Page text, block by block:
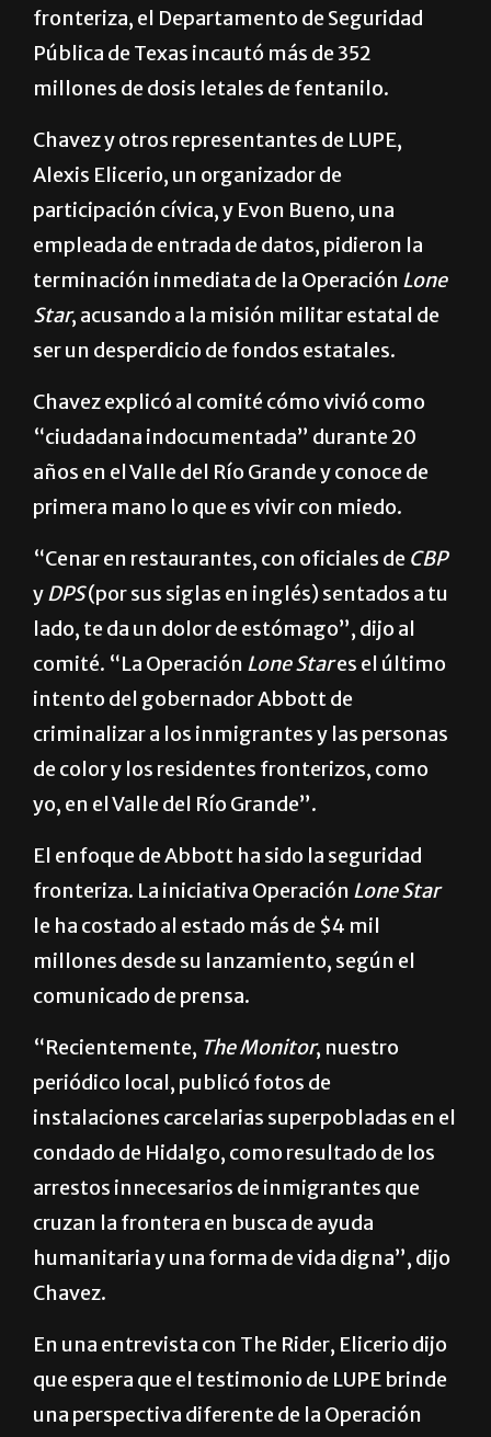
fronteriza, el Departamento de Seguridad
Pública de Texas incautó más de 352
millones de dosis letales de fentanilo.
Chavez y otros representantes de LUPE,
Alexis Elicerio, un organizador de
participación cívica, y Evon Bueno, una
empleada de entrada de datos, pidieron la
terminación inmediata de la Operación Lone
Star, acusando a la misión militar estatal de
ser un desperdicio de fondos estatales.
Chavez explicó al comité cómo vivió como
“ciudadana indocumentada” durante 20
años en el Valle del Río Grande y conoce de
primera mano lo que es vivir con miedo.
“Cenar en restaurantes, con oficiales de CBP
yDPS(por sus siglas en inglés) sentados a tu
lado, te da un dolor de estómago”, dijo al
comité. “La Operación Lone Stares el último
intento del gobernador Abbott de
criminalizar a los inmigrantes y las personas
de color y los residentes fronterizos, como
yo, en el Valle del Río Grande”.
El enfoque de Abbott ha sido la seguridad
fronteriza. La iniciativa Operación Lone Star
le ha costado al estado más de $4 mil
millones desde su lanzamiento, según el
comunicado de prensa.
“Recientemente, The Monitor, nuestro
periódico local, publicó fotos de
instalaciones carcelarias superpobladas en el
condado de Hidalgo, como resultado de los
arrestos innecesarios de inmigrantes que
cruzan la frontera en busca de ayuda
humanitaria y una forma de vida digna”, dijo
Chavez.
En una entrevista con The Rider, Elicerio dijo
que espera que el testimonio de LUPE brinde
una perspectiva diferente de la Operación